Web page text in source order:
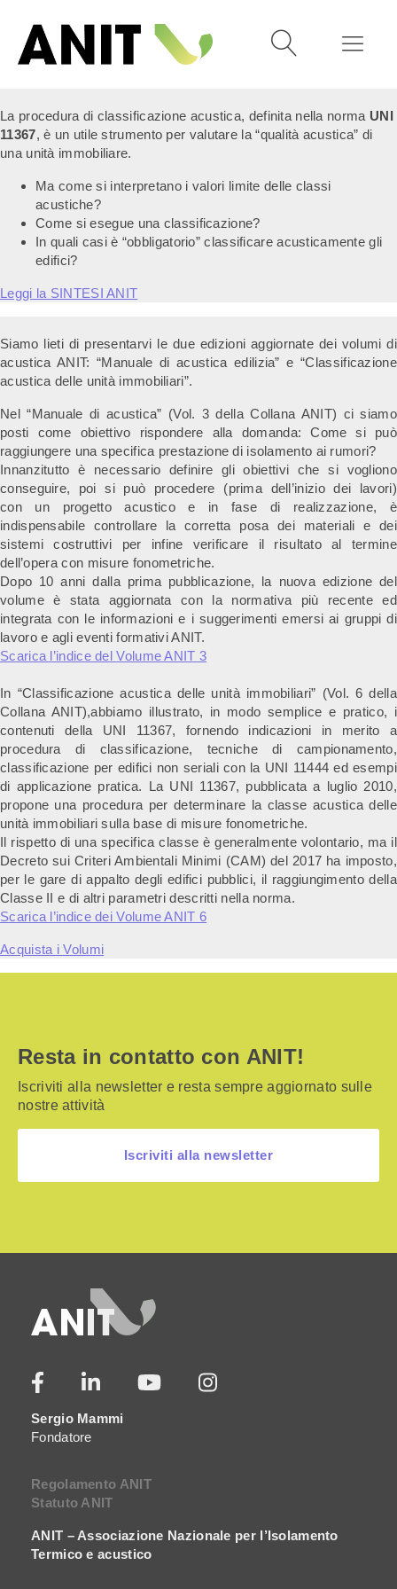
La procedura di classificazione acustica, definita nella norma UNI
11367, è un utile strumento per valutare la “qualità acustica” di
una unità immobiliare.
Ma come si interpretano i valori limite delle classi
acustiche?
Come si esegue una classificazione?
In quali casi è “obbligatorio” classificare acusticamente gli
edifici?
Leggi la SINTESI ANIT
Siamo lieti di presentarvi le due edizioni aggiornate dei volumi di
acustica ANIT: “Manuale di acustica edilizia” e “Classificazione
acustica delle unità immobiliari”.
Nel “Manuale di acustica” (Vol. 3 della Collana ANIT) ci siamo
posti come obiettivo rispondere alla domanda: Come si può
raggiungere una specifica prestazione di isolamento ai rumori?
Innanzitutto è necessario definire gli obiettivi che si vogliono
conseguire, poi si può procedere (prima dell’inizio dei lavori)
conun progetto acustico e in fase di realizzazione, è
indispensabile controllare la corretta posa dei materiali e dei
sistemi costruttivi per infine verificare il risultato al termine
dell’opera con misure fonometriche.
Dopo 10 anni dalla prima pubblicazione, la nuova edizione del
volume è stata aggiornata con la normativa più recente ed
integrata con le informazioni e i suggerimenti emersi ai gruppi di
lavoro e agli eventi formativi ANIT.
Scarica l’indice del Volume ANIT 3
In “Classificazione acustica delle unità immobiliari” (Vol. 6 della
Collana ANIT),abbiamo illustrato, in modo semplice e pratico, i
contenuti della UNI 11367, fornendo indicazioni in merito a
procedura di classificazione, tecniche di campionamento,
classificazione per edifici non seriali con la UNI 11444 ed esempi
di applicazione pratica. La UNI 11367, pubblicata a luglio 2010,
propone una procedura per determinare la classe acustica delle
unità immobiliari sulla base di misure fonometriche.
Il rispetto di una specifica classe è generalmente volontario, ma il
Decreto sui Criteri Ambientali Minimi (CAM) del 2017 ha imposto,
per le gare di appalto degli edifici pubblici, il raggiungimento della
Classe II e di altri parametri descritti nella norma.
Scarica l’indice dei Volume ANIT 6
Acquista i Volumi
Resta in contatto con ANIT!
Iscriviti alla newsletter e resta sempre aggiornato sulle
nostre attività
Iscriviti alla newsletter
Sergio Mammi
Fondatore
Regolamento ANIT
Statuto ANIT
ANIT – Associazione Nazionale per l’Isolamento
Termico e acustico